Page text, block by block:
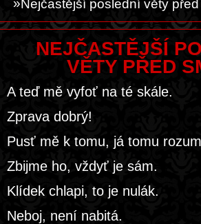
Nejčastější poslední věty
NEJČASTĚJŠÍ
VĚTY PŘED
A teď mě vyfoť na té skále.
Zprava dobrý!
Pusť mě k tomu, já tomu
Zbijme ho, vždyť je sám.
Klídek chlapi, to je nulák.
Neboj, není nabitá.